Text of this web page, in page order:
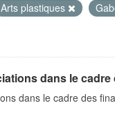
Arts plastiques
dans le
dans le cadre des